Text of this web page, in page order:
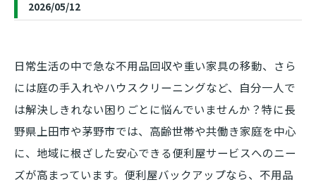
2026/05/12
日常生活の中で急な不用品回収や重い家具の移動、さら
には庭の手入れやハウスクリーニングなど、自分一人で
は解決しきれない困りごとに悩んでいませんか？特に長
野県上田市や茅野市では、高齢世帯や共働き家庭を中心
に、地域に根ざした安心できる便利屋サービスへのニー
ズが高まっています。便利屋バックアップなら、不用品